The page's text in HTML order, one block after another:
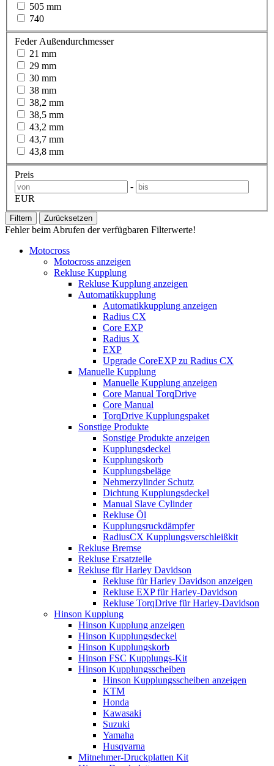
505 mm
740
Feder Außendurchmesser
21 mm
29 mm
30 mm
38 mm
38,2 mm
38,5 mm
43,2 mm
43,7 mm
43,8 mm
Preis
-
EUR
Filtern Zurücksetzen
Fehler beim Abrufen der verfügbaren Filterwerte!
Motocross
Motocross anzeigen
Rekluse Kupplung
Rekluse Kupplung anzeigen
Automatikkupplung
Automatikkupplung anzeigen
Radius CX
Core EXP
Radius X
EXP
Upgrade CoreEXP zu Radius CX
Manuelle Kupplung
Manuelle Kupplung anzeigen
Core Manual TorqDrive
Core Manual
TorqDrive Kupplungspaket
Sonstige Produkte
Sonstige Produkte anzeigen
Kupplungsdeckel
Kupplungskorb
Kupplungsbeläge
Nehmerzylinder Schutz
Dichtung Kupplungsdeckel
Manual Slave Cylinder
Rekluse Öl
Kupplungsruckdämpfer
RadiusCX Kupplungsverschleißkit
Rekluse Bremse
Rekluse Ersatzteile
Rekluse für Harley Davidson
Rekluse für Harley Davidson anzeigen
Rekluse EXP für Harley-Davidson
Rekluse TorqDrive für Harley-Davidson
Hinson Kupplung
Hinson Kupplung anzeigen
Hinson Kupplungsdeckel
Hinson Kupplungskorb
Hinson FSC Kupplungs-Kit
Hinson Kupplungsscheiben
Hinson Kupplungsscheiben anzeigen
KTM
Honda
Kawasaki
Suzuki
Yamaha
Husqvarna
Mitnehmer-Druckplatten Kit